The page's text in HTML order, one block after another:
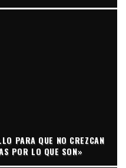
PARA QUE NO CREZCAN
POR LO QUE SON»